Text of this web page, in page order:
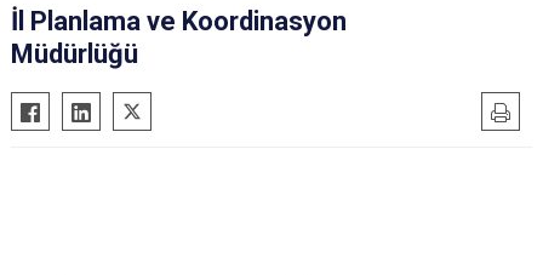
İl Planlama ve Koordinasyon
Müdürlüğü